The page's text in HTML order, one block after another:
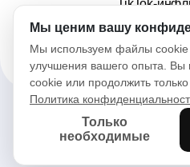
TikTok-
2025© Stars. Все
Мы ценим вашу
Мы используем файлы cookie
улучшения вашего опыта. Вы
cookie или продолжить
Политика
Только
необходимые